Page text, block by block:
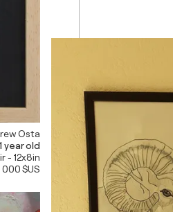
Osta
year old
- 12x8in
000 $US